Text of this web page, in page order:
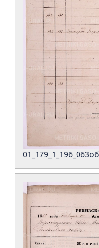
01_179_1_196_063об